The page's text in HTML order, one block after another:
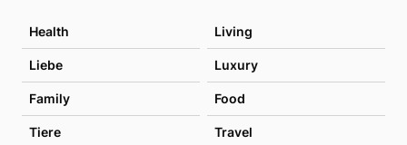
Health Living
Liebe Luxury
Family Food
Tiere Travel